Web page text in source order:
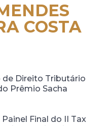
COSTA
Direito Tributário
Prêmio Sacha
Final do II Tax